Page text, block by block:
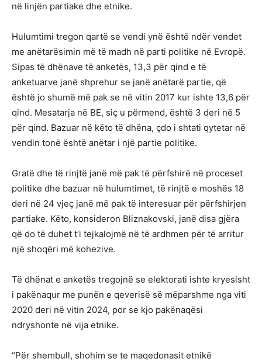
në linjën partiake dhe etnike.
Hulumtimi tregon qartë se vendi ynë është ndër vendet
me anëtarësimin më të madh në parti politike në Evropë.
Sipas të dhënave të anketës, 13,3 për qind e të
anketuarve janë shprehur se janë anëtarë partie, që
është jo shumë më pak se në vitin 2017 kur ishte 13,6 për
qind. Mesatarja në BE, siç u përmend, është 3 deri në 5
për qind. Bazuar në këto të dhëna, çdo i shtati qytetar në
vendin tonë është anëtar i një partie politike.
Gratë dhe të rinjtë janë më pak të përfshirë në proceset
politike dhe bazuar në hulumtimet, të rinjtë e moshës 18
deri në 24 vjeç janë më pak të interesuar për përfshirjen
partiake. Këto, konsideron Bliznakovski, janë disa gjëra
që do të duhet t’i tejkalojmë në të ardhmen për të arritur
një shoqëri më kohezive.
Të dhënat e anketës tregojnë se elektorati ishte kryesisht
i pakënaqur me punën e qeverisë së mëparshme nga viti
2020 deri në vitin 2024, por se kjo pakënaqësi
ndryshonte në vija etnike.
“Për shembull, shohim se te maqedonasit etnikë